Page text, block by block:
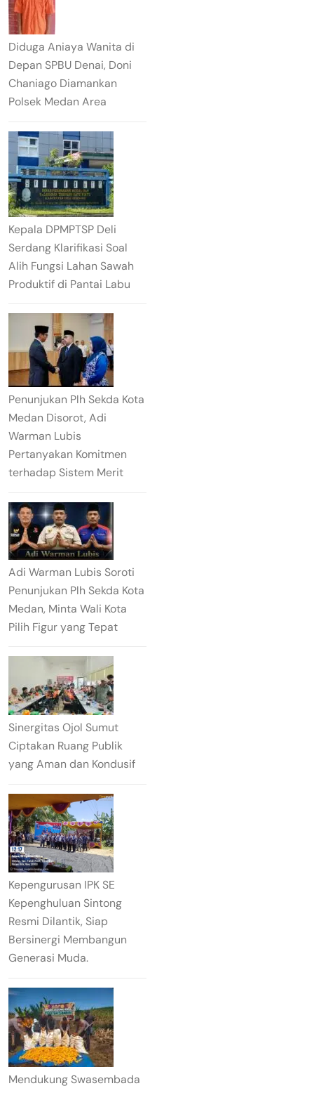
Diduga Aniaya Wanita di
Depan SPBU Denai, Doni
Chaniago Diamankan
Polsek Medan Area
Kepala DPMPTSP Deli
Serdang Klarifikasi Soal
Alih Fungsi Lahan Sawah
Produktif di Pantai Labu
Penunjukan Plh Sekda Kota
Medan Disorot, Adi
Warman Lubis
Pertanyakan Komitmen
terhadap Sistem Merit
Adi Warman Lubis Soroti
Penunjukan Plh Sekda Kota
Medan, Minta Wali Kota
Pilih Figur yang Tepat
Sinergitas Ojol Sumut
Ciptakan Ruang Publik
yang Aman dan Kondusif
Kepengurusan IPK SE
Kepenghuluan Sintong
Resmi Dilantik, Siap
Bersinergi Membangun
Generasi Muda.
Mendukung Swasembada